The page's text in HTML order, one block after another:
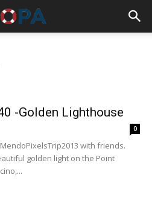
-Golden Lighthouse
0
with friends.
golden light on the Point